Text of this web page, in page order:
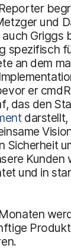
und
Griggs
spezifisch
an dem
er
das den
Sicherheit
Kunden
und in